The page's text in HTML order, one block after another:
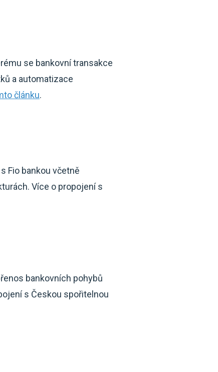
se bankovní transakce
a automatizace
článku.
Fio bankou včetně
Více o propojení s
bankovních pohybů
s Českou spořitelnou